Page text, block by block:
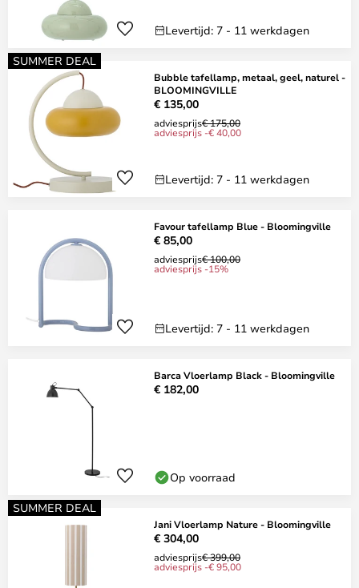
Levertijd: 7 - 11 werkdagen
SUMMER DEAL
Bubble tafellamp, metaal, geel, naturel -
BLOOMINGVILLE
€ 135,00
adviesprijs€ 175,00
adviesprijs -€ 40,00
Levertijd: 7 - 11 werkdagen
Favour tafellamp Blue - Bloomingville
€ 85,00
adviesprijs€ 100,00
adviesprijs -15%
Levertijd: 7 - 11 werkdagen
Barca Vloerlamp Black - Bloomingville
€ 182,00
Op voorraad
SUMMER DEAL
Jani Vloerlamp Nature - Bloomingville
€ 304,00
adviesprijs€ 399,00
adviesprijs -€ 95,00